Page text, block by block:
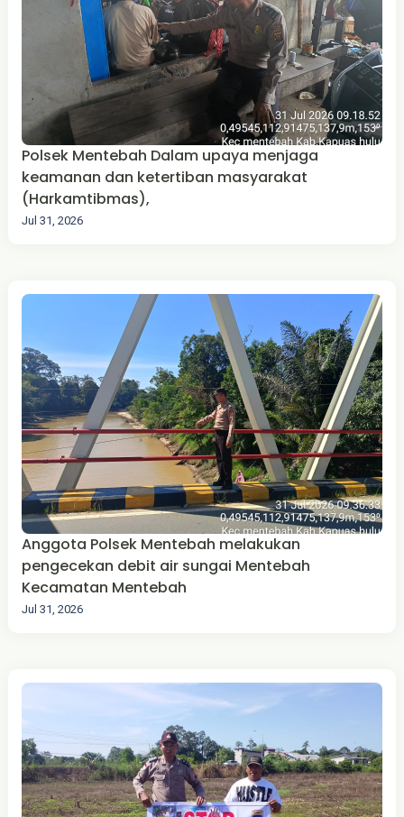
Polsek Mentebah Dalam upaya menjaga
keamanan dan ketertiban masyarakat
(Harkamtibmas),
Jul 31, 2026
Anggota Polsek Mentebah melakukan
pengecekan debit air sungai Mentebah
Kecamatan Mentebah
Jul 31, 2026